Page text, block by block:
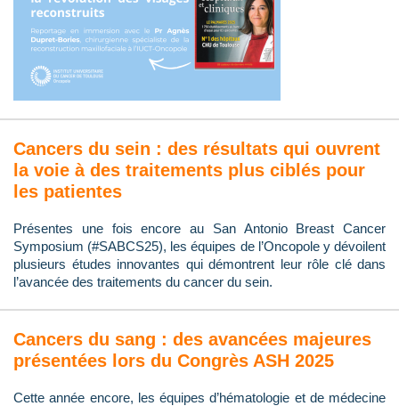
Cancers du sein : des résultats qui ouvrent
la voie à des traitements plus ciblés pour
les patientes
Présentes une fois encore au San Antonio Breast Cancer
Symposium (#SABCS25), les équipes de l’Oncopole y dévoilent
plusieurs études innovantes qui démontrent leur rôle clé dans
l’avancée des traitements du cancer du sein.
Cancers du sang : des avancées majeures
présentées lors du Congrès ASH 2025
Cette année encore, les équipes d’hématologie et de médecine